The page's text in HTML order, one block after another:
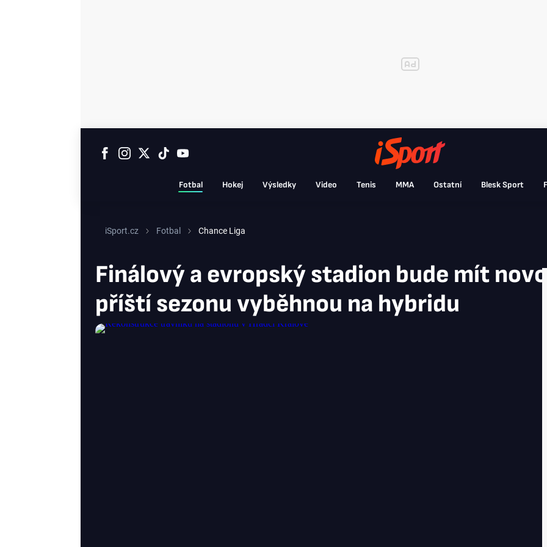
Fotbal Hokej Výsledky Video Tenis MMA Ostatní Blesk Sport
iSport.cz Fotbal Chance Liga
Finálový a evropský stadion bude mít
příští sezonu vyběhnou na hybridu